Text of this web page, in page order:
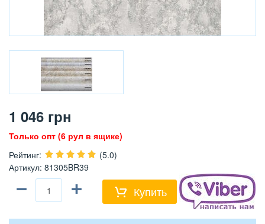
1 046 грн
Только опт (6 рул в ящике)
Рейтинг:
(5.0)
Артикул: 81305BR39
− + Купить